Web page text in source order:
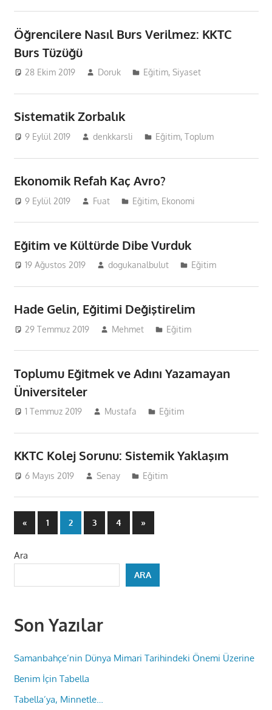
Öğrencilere Nasıl Burs Verilmez: KKTC
Burs Tüzüğü
28 Ekim 2019 Doruk Eğitim,Siyaset
Sistematik Zorbalık
9 Eylül 2019 denkkarsli Eğitim,Toplum
Ekonomik Refah Kaç Avro?
9 Eylül 2019 Fuat Eğitim, Ekonomi
Eğitim ve Kültürde Dibe Vurduk
19 Ağustos 2019 dogukanalbulut Eğitim
Hade Gelin, Eğitimi Değiştirelim
29 Temmuz 2019 Mehmet Eğitim
Toplumu Eğitmek ve Adını Yazamayan
Üniversiteler
1 Temmuz 2019 Mustafa Eğitim
KKTC Kolej Sorunu: Sistemik Yaklaşım
6 Mayıs 2019 Senay Eğitim
Yazı
«Previous
Posts
1 2 3 4
Next
Posts
»
Ara
ARA
Son Yazılar
Samanbahçe’nin Dünya Mimari Tarihindeki Önemi Üzerine
Benim İçin Tabella
Tabella’ya, Minnetle…